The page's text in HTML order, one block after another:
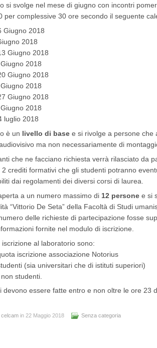
si svolge nel mese di giugno con incontri
per complessive 30 ore secondo il seguente
Giugno 2018
2018
Giugno 2018
2018
Giugno 2018
2018
Giugno 2018
2018
luglio 2018
è un livello di base e si rivolge a persone che
ma non necessariamente di
che ne facciano richiesta verrà rilasciato da
2 crediti formativi che gli studenti potranno
dai regolamenti dei diversi corsi di laurea.
a un numero massimo di 12 persone e si
“Vittorio De Seta” della Facoltà di Studi
delle richieste di partecipazione fosse
fornite nel modulo di iscrizione.
iscrizione al laboratorio sono:
iscrizione associazione Notorius
(sia universitari che di istituti superiori)
studenti.
devono essere fatte entro e non oltre le ore 23
celcam in 22 Maggio 2018 Senza categoria